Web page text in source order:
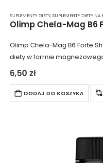
SUPLEMENTY DIETY,SUPLEMENTY DIETY
Olimp Chela-Mag B6 Forte
diety w formie
wiśniowym. Każda szklana
magnezu w postaci wysoko
hipoalergicznego…
6,50 zł
DODAJ DO KOSZYKA